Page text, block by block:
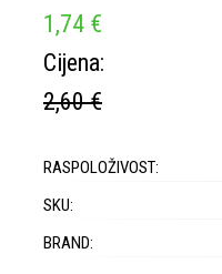
1,74 €
Cijena:
2,60 €
RASPOLOŽIVOST:
SKU:
BRAND: